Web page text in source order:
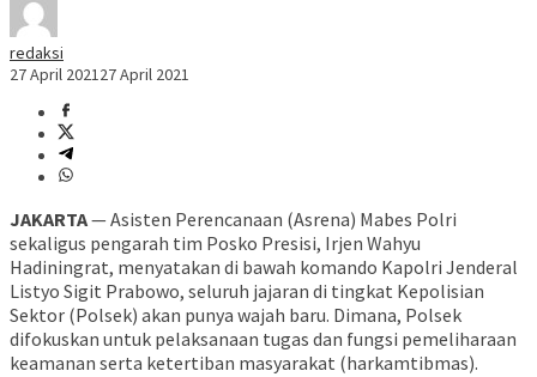
redaksi
27 April 202127 April 2021
JAKARTA— Asisten Perencanaan (Asrena) Mabes Polri
sekaligus pengarah tim Posko Presisi, Irjen Wahyu
Hadiningrat, menyatakan di bawah komando Kapolri Jenderal
Listyo Sigit Prabowo, seluruh jajaran di tingkat Kepolisian
Sektor (Polsek) akan punya wajah baru. Dimana, Polsek
difokuskan untuk pelaksanaan tugas dan fungsi pemeliharaan
keamanan serta ketertiban masyarakat (harkamtibmas).